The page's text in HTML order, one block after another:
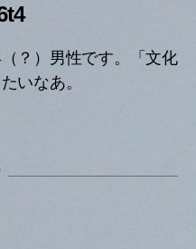
？）男性です。「文化
いなあ。